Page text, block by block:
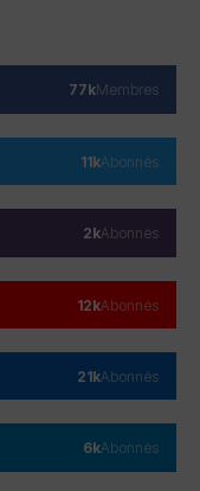
77kMembres
11kAbonnés
2kAbonnés
12kAbonnés
21kAbonnés
6kAbonnés